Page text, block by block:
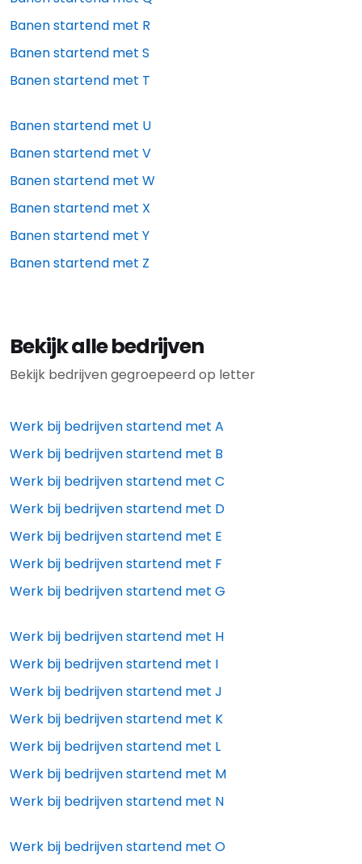
Banen startend met R
Banen startend met S
Banen startend met T
Banen startend met U
Banen startend met V
Banen startend met W
Banen startend met X
Banen startend met Y
Banen startend met Z
Bekijk alle bedrijven
Bekijk bedrijven gegroepeerd op letter
Werk bij bedrijven startend met A
Werk bij bedrijven startend met B
Werk bij bedrijven startend met C
Werk bij bedrijven startend met D
Werk bij bedrijven startend met E
Werk bij bedrijven startend met F
Werk bij bedrijven startend met G
Werk bij bedrijven startend met H
Werk bij bedrijven startend met I
Werk bij bedrijven startend met J
Werk bij bedrijven startend met K
Werk bij bedrijven startend met L
Werk bij bedrijven startend met M
Werk bij bedrijven startend met N
Werk bij bedrijven startend met O